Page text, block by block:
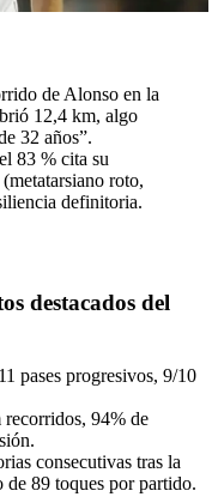
de Alonso en la
12,4 km, algo
32 años”.
83 % cita su
roto,
definitoria.
destacados del
pases progresivos, 9/10
94% de
consecutivas tras la
89 toques por partido.